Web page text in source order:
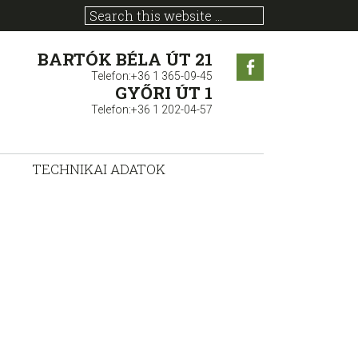
BARTÓK BÉLA ÚT 21
Telefon:+36 1 365-09-45
GYŐRI ÚT 1
Telefon:+36 1 202-04-57
TECHNIKAI ADATOK